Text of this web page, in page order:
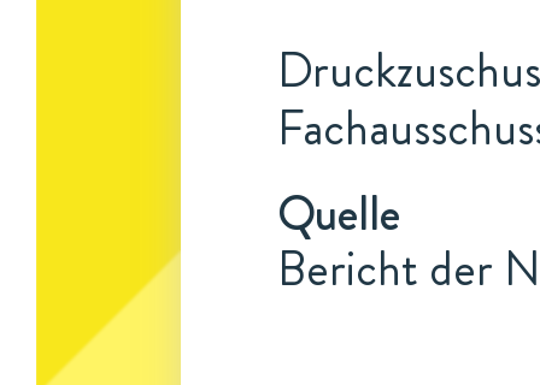
Quelle
Bericht der